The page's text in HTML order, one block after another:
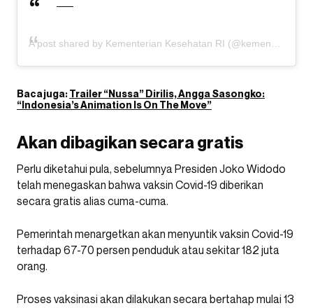
A post shared by Kementerian Kesehatan RI (@kemenkes_ri)
Baca juga:Trailer “Nussa” Dirilis, Angga Sasongko:
“Indonesia’s Animation Is On The Move”
Akan dibagikan secara gratis
Perlu diketahui pula, sebelumnya Presiden Joko Widodo
telah menegaskan bahwa vaksin Covid-19 diberikan
secara gratis alias cuma-cuma.
Pemerintah menargetkan akan menyuntik vaksin Covid-19
terhadap 67-70 persen penduduk atau sekitar 182 juta
orang.
Proses vaksinasi akan dilakukan secara bertahap mulai 13